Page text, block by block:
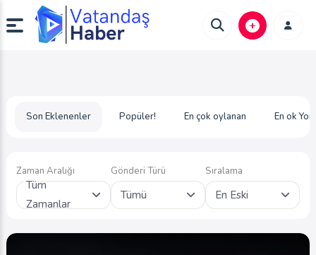
Son Eklenenler Popüler! En çok oylanan En ok
Zaman Aralığı
Tüm
Zamanlar
Gönderi Türü
Tümü
Sıralama
En Eski